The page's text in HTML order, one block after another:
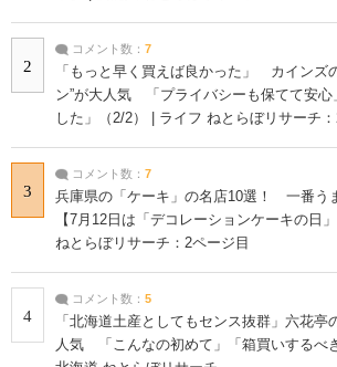
2
コメント数： 7
「もっと早く買えば良かった」 カインズ
ン”が大人気 「プライバシーも保てて安心
した」（2/2） | ライフ ねとらぼリサーチ：
3
コメント数： 7
兵庫県の「ケーキ」の名店10選！ 一番う
【7月12日は「デコレーションケーキの日
ねとらぼリサーチ：2ページ目
4
コメント数： 5
「北海道土産としてもセンス抜群」六花亭
人気 「こんなの初めて」「箱買いするべ